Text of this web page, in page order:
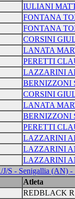
IULIANI
FONTANA
FONTANA
CORSINI
LANATA
PERETTI
LAZZARINI
BERNIZZONI
CORSINI
LANATA
BERNIZZONI
PERETTI
LAZZARINI
LAZZARINI
LAZZARINI
- Senigallia (AN) -
Atleta
REDBLACK